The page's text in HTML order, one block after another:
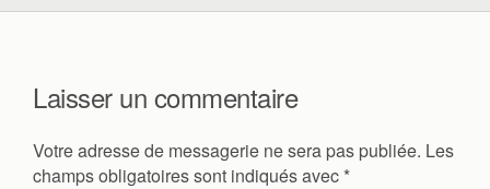
Laisser un commentaire
Votre adresse de messagerie ne sera pas publiée. Les
champs obligatoires sont indiqués avec *